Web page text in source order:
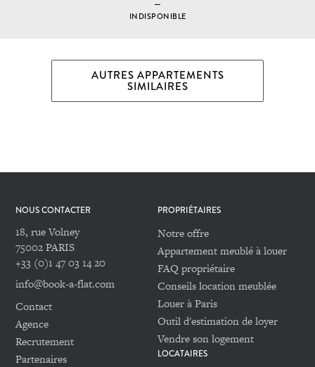
INDISPONIBLE
AUTRES APPARTEMENTS
SIMILAIRES
NOUS CONTACTER
18, rue Volney
75002 PARIS
+33 (0)1 47 03 14 20
info@book-a-flat.com
Contact
Agence
Recrutement
Partenaires
PROPRIÉTAIRES
Notre offre
Appartement meublé à louer
FAQ propriétaire
Conseils location meublée
Louer à Paris
Outil d'estimation de loyer
Vendre son logement
LOCATAIRES